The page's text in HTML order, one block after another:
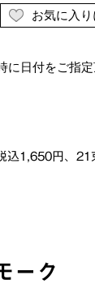
込1,650円、21
ーク